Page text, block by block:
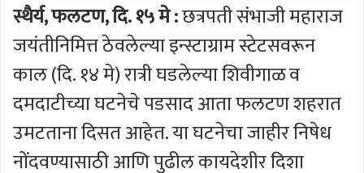
स्थैर्य, फलटण, दि. १५ मे :छत्रपती संभाजी महाराज
जयंतीनिमित्त ठेवलेल्या इन्स्टाग्राम स्टेटसवरून
काल (दि. १४ मे) रात्री घडलेल्या शिवीगाळ व
दमदाटीच्या घटनेचे पडसाद आता फलटण शहरात
उमटताना दिसत आहेत. या घटनेचा जाहीर निषेध
नोंदवण्यासाठी आणि पुढील कायदेशीर दिशा